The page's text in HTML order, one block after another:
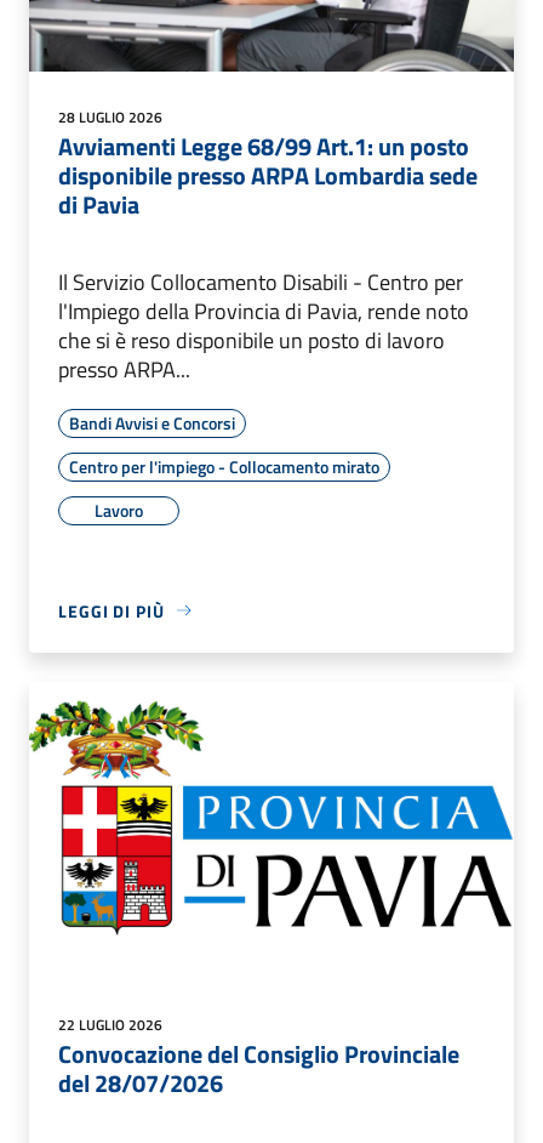
28 LUGLIO 2026
Avviamenti Legge 68/99 Art.1: un posto
disponibile presso ARPA Lombardia sede
di Pavia
Il Servizio Collocamento Disabili - Centro per
l'Impiego della Provincia di Pavia, rende noto
che si è reso disponibile un posto di lavoro
presso ARPA...
Bandi Avvisi e Concorsi
Centro per l'impiego - Collocamento mirato
Lavoro
LEGGI DI PIÙ
22 LUGLIO 2026
Convocazione del Consiglio Provinciale
del 28/07/2026